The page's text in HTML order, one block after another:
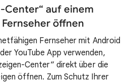
Center“ auf einem
öffnen
Fernseher mit Android
YouTube App verwenden,
Center“ direkt über die
öffnen. Zum Schutz Ihrer